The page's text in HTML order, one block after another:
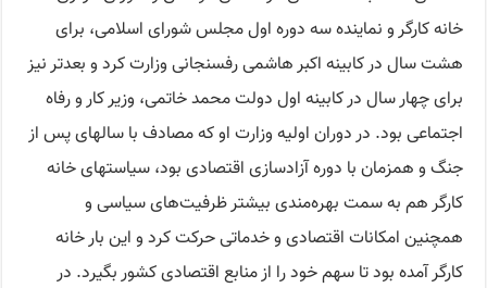
خانه کارگر و نماینده سه دوره اول مجلس شورای اسلامی، برای
هشت سال در کابینه اکبر هاشمی رفسنجانی وزارت کرد و بعدتر نیز
برای چهار سال در کابینه اول دولت محمد خاتمی، وزیر کار و رفاه
اجتماعی بود. در دوران اولیه وزارت او که مصادف با سالهای پس از
جنگ و همزمان با دوره آزادسازی اقتصادی بود، سیاستهای خانه
کارگر هم به سمت بهره‌مندی بیشتر ظرفیت‌های سیاسی و
همچنین امکانات اقتصادی و خدماتی حرکت کرد و این بار خانه
کارگر آمده بود تا سهم خود را از منابع اقتصادی کشور بگیرد. در